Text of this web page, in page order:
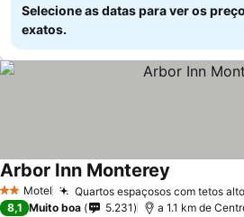
Selecione as datas para ver os
exatos.
2 Estrelas
Motel Quartos espaçosos com tetos
Arbor Inn Monterey
8,1 Muito boa 5.231 a 1.1 km de